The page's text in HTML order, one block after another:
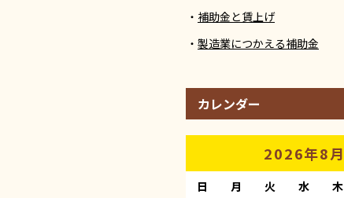
補助金と賃上げ
製造業につかえる補助金
カレンダー
2026年8月
日 月 火 水 木